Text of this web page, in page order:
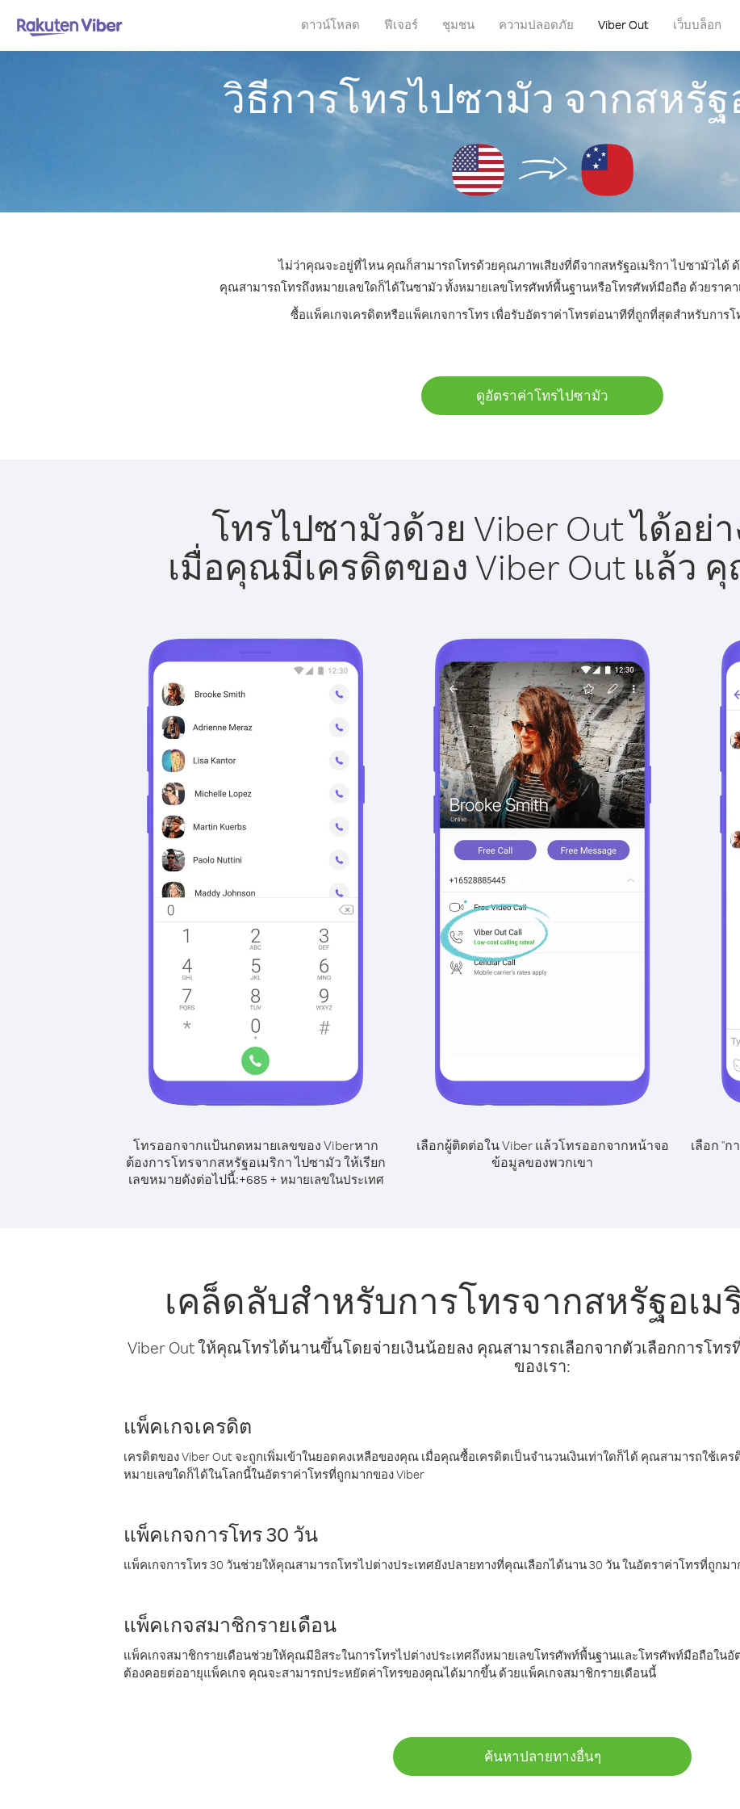
ดาวน์โหลด ฟีเจอร์ ชุมชน ความปลอดภัย Viber Out เว็บบล็อก
วิธีการโทรไปซามัว จากสหรัฐ
ไม่ว่าคุณจะอยู่ที่ไหน คุณก็สามารถโทรด้วยคุณภาพเสียงที่ดีจากสหรัฐอเมริกา ไปซามัวได้ ด้
คุณสามารถโทรถึงหมายเลขใดก็ได้ในซามัว ทั้งหมายเลขโทรศัพท์พื้นฐานหรือโทรศัพท์มือถือ ด้วยราคาเ
ซื้อแพ็คเกจเครดิตหรือแพ็คเกจการโทร เพื่อรับอัตราค่าโทรต่อนาทีที่ถูกที่สุดสำหรับการ
ดูอัตราค่าโทรไปซามัว
โทรไปซามัวด้วย Viber Out ได้อย่
เมื่อคุณมีเครดิตของ Viber Out แล้ว
โทรออกจากแป้นกดหมายเลขของ Viberหาก
ต้องการโทรจากสหรัฐอเมริกา ไปซามัว ให้เรียก
เลขหมายดังต่อไปนี้:+685+ หมายเลขในประเทศ
เลือกผู้ติดต่อใน Viber แล้วโทรออกจากหน้าจอ
ข้อมูลของพวกเขา
เลือก "ก
เคล็ดลับสำหรับการโทรจากสหรัฐอเม
Viber Out ให้คุณโทรได้นานขึ้นโดยจ่ายเงินน้อยลง คุณสามารถเลือกจากตัวเลือกการโท
ของเรา:
แพ็คเกจเครดิต
เครดิตของ Viber Out จะถูกเพิ่มเข้าในยอดคงเหลือของคุณ เมื่อคุณซื้อเครดิตเป็นจำนวนเงินเท่าใดก็ได้ คุณสามารถใช้เค
หมายเลขใดก็ได้ในโลกนี้ในอัตราค่าโทรที่ถูกมากของ Viber
แพ็คเกจการโทร 30 วัน
แพ็คเกจการโทร 30 วันช่วยให้คุณสามารถโทรไปต่างประเทศยังปลายทางที่คุณเลือกได้นาน 30 วัน ในอัตราค่าโทรที่ถูกมา
แพ็คเกจสมาชิกรายเดือน
แพ็คเกจสมาชิกรายเดือนช่วยให้คุณมีอิสระในการโทรไปต่างประเทศถึงหมายเลขโทรศัพท์พื้นฐานและโทรศัพท์มือถือใน
ต้องคอยต่ออายุแพ็คเกจ คุณจะสามารถประหยัดค่าโทรของคุณได้มากขึ้น ด้วยแพ็คเกจสมาชิกรายเดือนนี้
ค้นหาปลายทางอื่นๆ